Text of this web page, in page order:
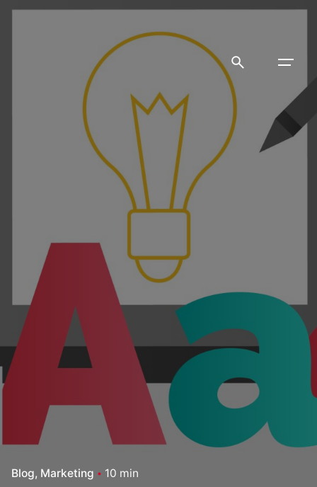
Blog Marketing 10 min